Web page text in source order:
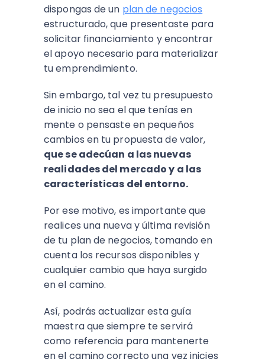
dispongas de un plan de negocios
estructurado, que presentaste para
solicitar financiamiento y encontrar
el apoyo necesario para materializar
tu emprendimiento.
Sin embargo, tal vez tu presupuesto
de inicio no sea el que tenías en
mente o pensaste en pequeños
cambios en tu propuesta de valor,
que se adecúan a las nuevas
realidades del mercado y a las
características del entorno.
Por ese motivo, es importante que
realices una nueva y última revisión
de tu plan de negocios, tomando en
cuenta los recursos disponibles y
cualquier cambio que haya surgido
en el camino.
Así, podrás actualizar esta guía
maestra que siempre te servirá
como referencia para mantenerte
en el camino correcto una vez inicies